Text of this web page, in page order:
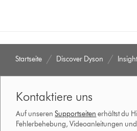
Startseite Discover Dyson
Kontaktiere uns
Auf unserenSupportseiten erhältst du
Fehlerbehebung, Videoanleitungen